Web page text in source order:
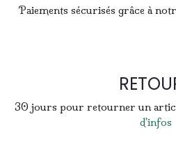
Paiements sécurisés grâce à
30 jours pour retourner un
d'infos